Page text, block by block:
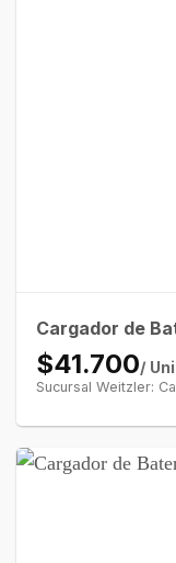
Cargador de
$41.700/
Sucursal Weitzler: